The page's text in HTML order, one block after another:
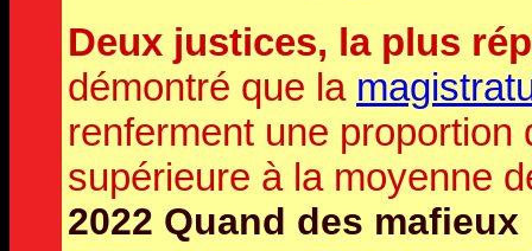
Deux justices, la plus
démontré que la
renferment une proportion
supérieure à la moyenne
2022 Quand des